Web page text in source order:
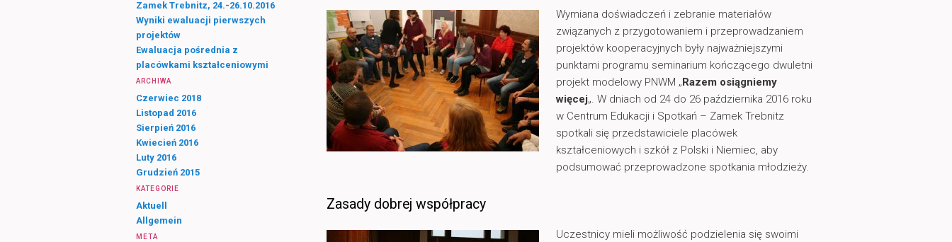
Wymiana doświadczeń i zebranie materiałów
związanych z przygotowaniem i przeprowadzaniem
projektów kooperacyjnych były najważniejszymi
punktami programu seminarium kończącego dwuletni
projekt modelowy PNWM „Razem osiągniemy
więcej„. W dniach od 24 do 26 października 2016 roku
w Centrum Edukacji i Spotkań – Zamek Trebnitz
spotkali się przedstawiciele placówek
kształceniowych i szkół z Polski i Niemiec, aby
podsumować przeprowadzone spotkania młodzieży.
Zasady dobrej współpracy
Uczestnicy mieli możliwość podzielenia się swoimi
Zamek Trebnitz, 24.-26.10.2016
Wyniki ewaluacji pierwszych
projektów
Ewaluacja pośrednia z
placówkami kształceniowymi
ARCHIWA
Czerwiec 2018
Listopad 2016
Sierpień 2016
Kwiecień 2016
Luty 2016
Grudzień 2015
KATEGORIE
Aktuell
Allgemein
META